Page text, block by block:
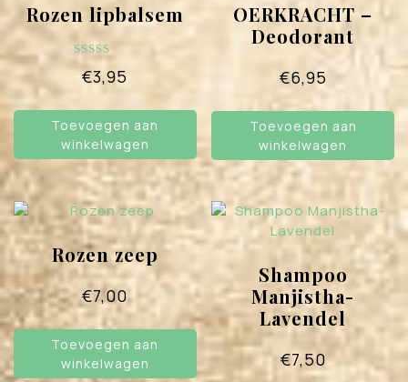
Rozen lipbalsem
Gewaardee
rd
5.00
€3,95
Toevoegen aan
winkelwagen
OERKRACHT –
Deodorant
€6,95
Toevoegen aan
winkelwagen
Rozen zeep
€7,00
Toevoegen aan
winkelwagen
Shampoo
Manjistha-
Lavendel
€7,50